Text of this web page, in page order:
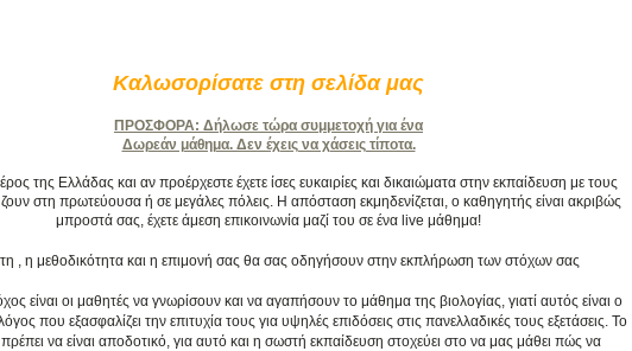
Καλωσορίσατε στη σελίδα μας
ΠΡΟΣΦΟΡΑ: Δήλωσε τώρα συμμετοχή για ένα
Δωρεάν μάθημα. Δεν έχεις να χάσεις τίποτα.
της Ελλάδας και αν προέρχεστε έχετε ίσες ευκαιρίες και δικαιώματα στην εκπαίδευση με τους
στη πρωτεύουσα ή σε μεγάλες πόλεις. Η απόσταση εκμηδενίζεται, ο καθηγητής είναι ακριβώς
μπροστά σας, έχετε άμεση επικοινωνία μαζί του σε ένα live μάθημα!
, η μεθοδικότητα και η επιμονή σας θα σας οδηγήσουν στην εκπλήρωση των στόχων σας
είναι οι μαθητές να γνωρίσουν και να αγαπήσουν το μάθημα της βιολογίας, γιατί αυτός είναι ο
που εξασφαλίζει την επιτυχία τους για υψηλές επιδόσεις στις πανελλαδικές τους εξετάσεις. Το
να είναι αποδοτικό, για αυτό και η σωστή εκπαίδευση στοχεύει στο να μας μάθει πώς να